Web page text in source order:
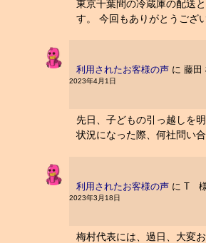
東京千葉間の冷蔵庫の配送
す。 今回もありがとうござ
利用されたお客様の声 に 藤田
2023年4月1日
先日、子どもの引っ越しを
状況になった際、何社問い
利用されたお客様の声 に T
2023年3月18日
梅村代表には、過日、大変